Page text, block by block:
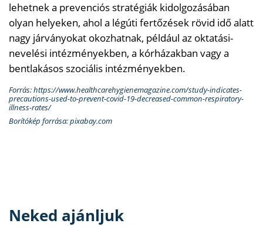
lehetnek a prevenciós stratégiák kidolgozásában
olyan helyeken, ahol a légúti fertőzések rövid idő alatt
nagy járványokat okozhatnak, például az oktatási-
nevelési intézményekben, a kórházakban vagy a
bentlakásos szociális intézményekben.
Forrás: https://www.healthcarehygienemagazine.com/study-indicates-
precautions-used-to-prevent-covid-19-decreased-common-respiratory-
illness-rates/
Borítókép forrása: pixabay.com
Neked ajánljuk